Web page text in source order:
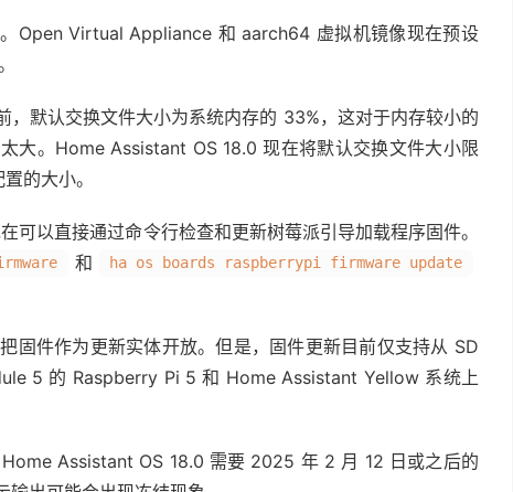
Open Virtual Appliance 和 aarch64 虚拟机镜像现在预设
，默认交换文件大小为系统内存的 33%，这对于内存较小的
大。Home Assistant OS 18.0 现在将默认交换文件大小限
的大小。
以直接通过命令行检查和更新树莓派引导加载程序固件。
和 ha os boards raspberrypi firmware update
件作为更新实体开放。但是，固件更新目前仅支持从 SD
5 的 Raspberry Pi 5 和 Home Assistant Yellow 系统上
Assistant OS 18.0 需要 2025 年 2 月 12 日或之后的